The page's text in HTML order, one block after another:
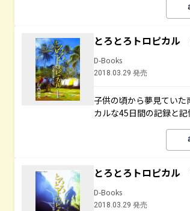
とろとろトロピカ
D-Books
2018.03.29 発売
子供の頃から夢見てい
カルな45日間の記録と記
とろとろトロピカ
D-Books
2018.03.29 発売